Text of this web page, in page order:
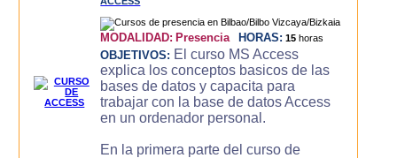
MODALIDAD: Presencia HORAS: 15 horas
OBJETIVOS: El curso MS Access
explica los conceptos basicos de las
bases de datos y capacita para
trabajar con la base de datos Access
en un ordenador personal.
En la primera parte del curso de